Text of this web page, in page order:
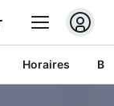
Horaires